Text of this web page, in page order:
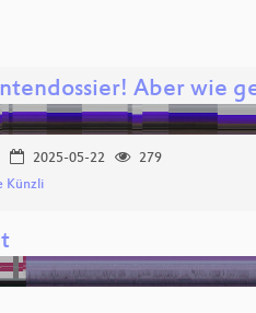
Aber wie
2025-05-22
279
Künzli